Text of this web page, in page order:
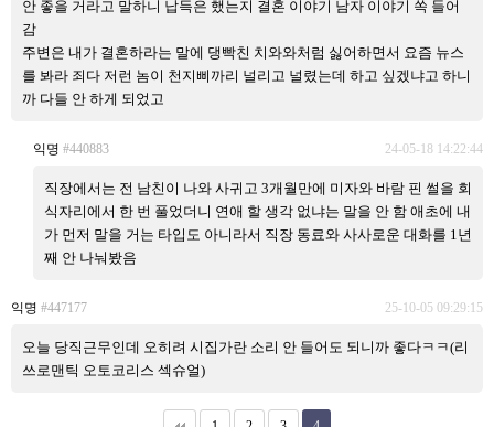
안 좋을 거라고 말하니 납득은 했는지 결혼 이야기 남자 이야기 쏙 들어
감
주변은 내가 결혼하라는 말에 댕빡친 치와와처럼 싫어하면서 요즘 뉴스
를 봐라 죄다 저런 놈이 천지삐까리 널리고 널렸는데 하고 싶겠냐고 하니
까 다들 안 하게 되었고
익명 #440883 24-05-18 14:22:44
직장에서는 전 남친이 나와 사귀고 3개월만에 미자와 바람 핀 썰을 회
식자리에서 한 번 풀었더니 연애 할 생각 없냐는 말을 안 함 애초에 내
가 먼저 말을 거는 타입도 아니라서 직장 동료와 사사로운 대화를 1년
째 안 나눠봤음
익명 #447177 25-10-05 09:29:15
오늘 당직근무인데 오히려 시집가란 소리 안 들어도 되니까 좋다ㅋㅋ(리
쓰로맨틱 오토코리스 섹슈얼)